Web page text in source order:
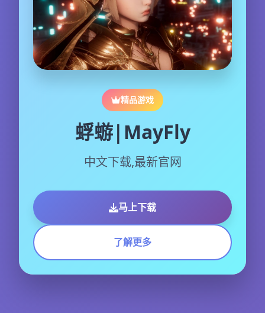
精品游戏
蜉蝣|MayFly
中文下载,最新官网
马上下载
了解更多